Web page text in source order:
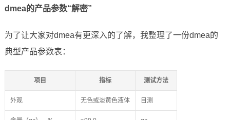
dmea的产品参数“解密”
为了让大家对dmea有更深入的了解，我整理了一份dmea的
典型产品参数表：
项目 指标 测试方法
外观 无色或淡黄色液体 目测